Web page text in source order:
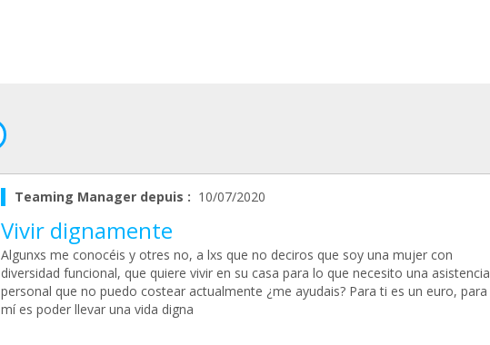
Teaming Manager depuis : 10/07/2020
Vivir dignamente
Algunxs me conocéis y otres no, a lxs que no deciros que soy una mujer con
diversidad funcional, que quiere vivir en su casa para lo que necesito una asistencia
personal que no puedo costear actualmente ¿me ayudais? Para ti es un euro, para
mí es poder llevar una vida digna